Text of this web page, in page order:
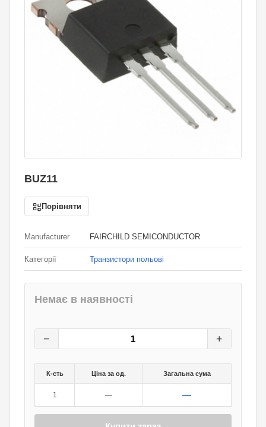
BUZ11
Порівняти
Manufacturer FAIRCHILD SEMICONDUCTOR
Категорії Транзистори польові
Немає в наявності
− +
К-сть Ціна за од. Загальна сума
1 — —